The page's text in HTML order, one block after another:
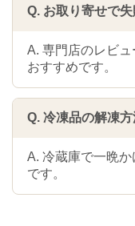
Q. お取り寄せで
A. 専門店のレビ
おすすめです。
Q. 冷凍品の解凍方
A. 冷蔵庫で一晩
です。